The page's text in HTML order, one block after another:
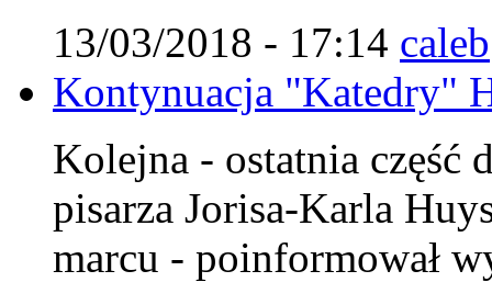
13/03/2018 - 17:14 caleb
Kontynuacja "Katedry"
Kolejna - ostatnia część
pisarza Jorisa-Karla
marcu - poinformował